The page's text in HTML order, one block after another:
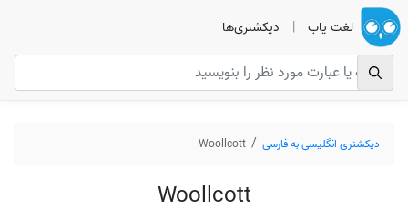
لغت یاب | دیکشنری‌ها
دیکشنری انگلیسی به فارسی Woollcott
Woollcott